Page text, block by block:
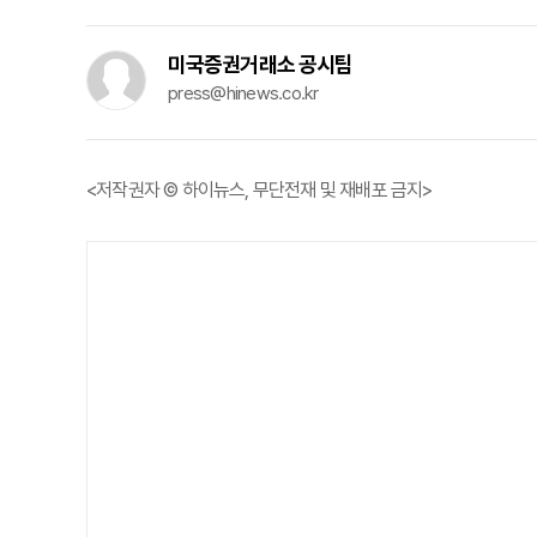
미국증권거래소 공시팀
press@hinews.co.kr
<저작권자 © 하이뉴스, 무단전재 및 재배포 금지>